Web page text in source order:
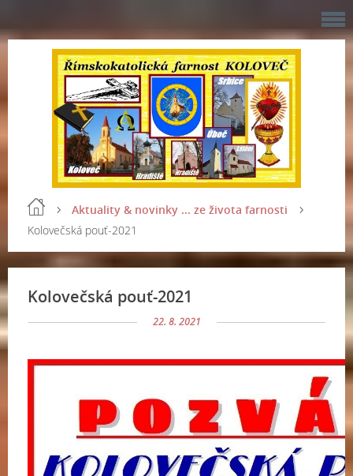
Aktuality & novinky ... ze života farnosti
Kolovečská pouť-2021
Kolovečská pouť-2021
22. 8. 2021